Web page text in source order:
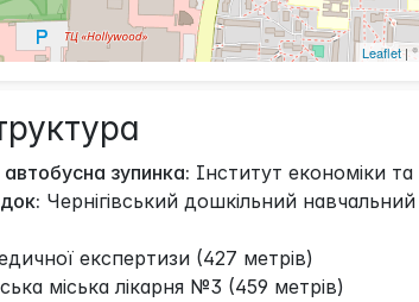
Leaflet|
зупинка: Інститут економіки
Чернігівський дошкільний
експертизи (427 метрів)
міська лікарня №3 (459 метрів)